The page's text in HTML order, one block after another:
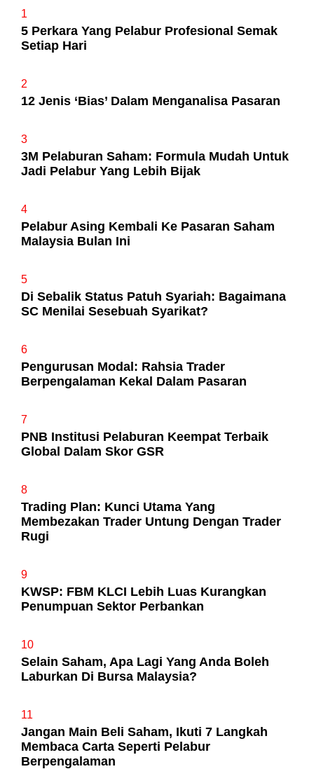
1
5 Perkara Yang Pelabur Profesional Semak
Setiap Hari
2
12 Jenis ‘Bias’ Dalam Menganalisa Pasaran
3
3M Pelaburan Saham: Formula Mudah Untuk
Jadi Pelabur Yang Lebih Bijak
4
Pelabur Asing Kembali Ke Pasaran Saham
Malaysia Bulan Ini
5
Di Sebalik Status Patuh Syariah: Bagaimana
SC Menilai Sesebuah Syarikat?
6
Pengurusan Modal: Rahsia Trader
Berpengalaman Kekal Dalam Pasaran
7
PNB Institusi Pelaburan Keempat Terbaik
Global Dalam Skor GSR
8
Trading Plan: Kunci Utama Yang
Membezakan Trader Untung Dengan Trader
Rugi
9
KWSP: FBM KLCI Lebih Luas Kurangkan
Penumpuan Sektor Perbankan
10
Selain Saham, Apa Lagi Yang Anda Boleh
Laburkan Di Bursa Malaysia?
11
Jangan Main Beli Saham, Ikuti 7 Langkah
Membaca Carta Seperti Pelabur
Berpengalaman